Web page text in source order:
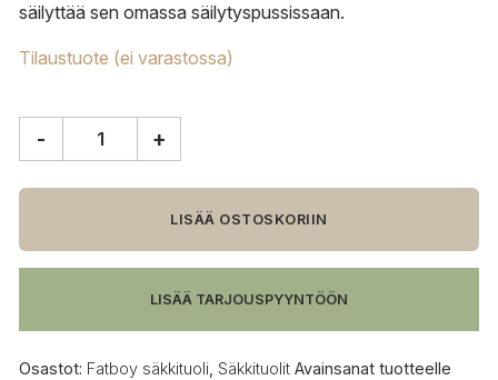
säilyttää sen omassa säilytyspussissaan.
Tilaustuote (ei varastossa)
Cover
suojapussi
säkkituoleille
- +
LISÄÄ OSTOSKORIIN
LISÄÄ TARJOUSPYYNTÖÖN
Osastot: Fatboy säkkituoli Säkkituolit Avainsanat tuotteelle